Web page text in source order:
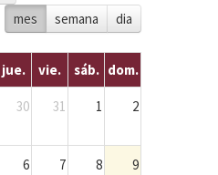
mes
semana dia
jue. vie. sáb. dom.
30 31 1 2
6 7 8 9